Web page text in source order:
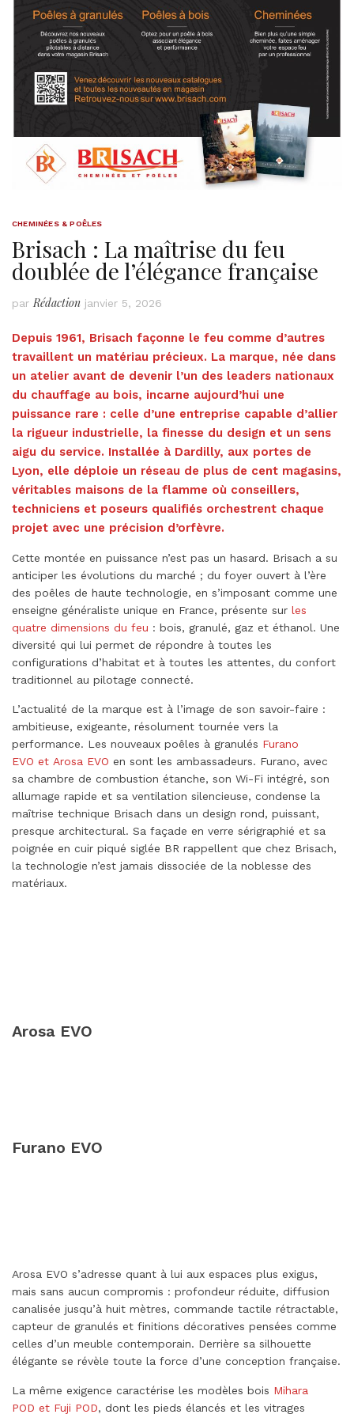
CHEMINÉES & POÊLES
Brisach : La maîtrise du feu
doublée de l’élégance française
par Rédaction janvier 5, 2026
Depuis 1961, Brisach façonne le feu comme d’autres
travaillent un matériau précieux. La marque, née dans
un atelier avant de devenir l’un des leaders nationaux
du chauffage au bois, incarne aujourd’hui une
puissance rare : celle d’une entreprise capable d’allier
la rigueur industrielle, la finesse du design et un sens
aigu du service. Installée à Dardilly, aux portes de
Lyon, elle déploie un réseau de plus de cent magasins,
véritables maisons de la flamme où conseillers,
techniciens et poseurs qualifiés orchestrent chaque
projet avec une précision d’orfèvre.
Cette montée en puissance n’est pas un hasard. Brisach a su
anticiper les évolutions du marché ; du foyer ouvert à l’ère
des poêles de haute technologie, en s’imposant comme une
enseigne généraliste unique en France, présente sur les
quatre dimensions du feu : bois, granulé, gaz et éthanol. Une
diversité qui lui permet de répondre à toutes les
configurations d’habitat et à toutes les attentes, du confort
traditionnel au pilotage connecté.
L’actualité de la marque est à l’image de son savoir-faire :
ambitieuse, exigeante, résolument tournée vers la
performance. Les nouveaux poêles à granulés Furano
EVO et Arosa EVO en sont les ambassadeurs. Furano, avec
sa chambre de combustion étanche, son Wi-Fi intégré, son
allumage rapide et sa ventilation silencieuse, condense la
maîtrise technique Brisach dans un design rond, puissant,
presque architectural. Sa façade en verre sérigraphié et sa
poignée en cuir piqué siglée BR rappellent que chez Brisach,
la technologie n’est jamais dissociée de la noblesse des
matériaux.
Arosa EVO
Furano EVO
Arosa EVO s’adresse quant à lui aux espaces plus exigus,
mais sans aucun compromis : profondeur réduite, diffusion
canalisée jusqu’à huit mètres, commande tactile rétractable,
capteur de granulés et finitions décoratives pensées comme
celles d’un meuble contemporain. Derrière sa silhouette
élégante se révèle toute la force d’une conception française.
La même exigence caractérise les modèles bois Mihara
POD et Fuji POD, dont les pieds élancés et les vitrages